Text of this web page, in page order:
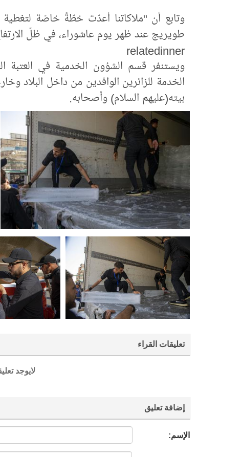
وتابع أن "ملاكاتنا أعدّت خطّةً خاصّة
طويريج عند ظهر يوم عاشوراء، في ظلّ
relatedinner
ويستنفر قسم الشؤون الخدمية في العتبة
الخدمة للزائرين الوافدين من داخل البلاد
بيته(عليهم السلام) وأصحابه.
تعليقات القراء
لايوجد
إضافة تعليق
الإسم: